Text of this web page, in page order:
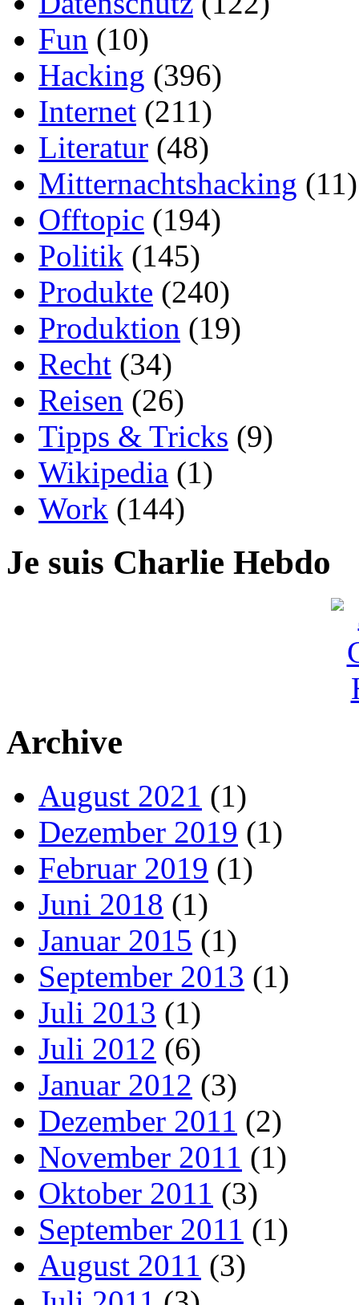
Fun (10)
Hacking (396)
Internet (211)
Literatur (48)
Mitternachtshacking (11)
Offtopic (194)
Politik (145)
Produkte (240)
Produktion (19)
Recht (34)
Reisen (26)
Tipps & Tricks (9)
Wikipedia (1)
Work (144)
Je suis Charlie Hebdo
Archive
August 2021 (1)
Dezember 2019 (1)
Februar 2019 (1)
Juni 2018 (1)
Januar 2015 (1)
September 2013 (1)
Juli 2013 (1)
Juli 2012 (6)
Januar 2012 (3)
Dezember 2011 (2)
November 2011 (1)
Oktober 2011 (3)
September 2011 (1)
August 2011 (3)